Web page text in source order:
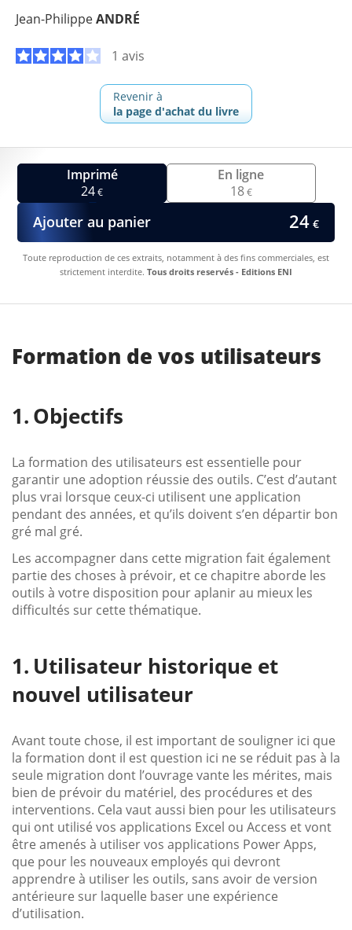
Jean-PhilippeANDRÉ
1 avis
Revenir à
la page d'achat du livre
Imprimé
24€
En ligne
18€
Ajouter au panier 24€
Toute reproduction de ces extraits, notamment à des fins commerciales, est
strictement interdite. Tous droits reservés - Editions ENI
Formation de vos utilisateurs
Objectifs
La formation des utilisateurs est essentielle pour
garantir une adoption réussie des outils. C’est d’autant
plus vrai lorsque ceux-ci utilisent une application
pendant des années, et qu’ils doivent s’en départir bon
gré mal gré.
Les accompagner dans cette migration fait également
partie des choses à prévoir, et ce chapitre aborde les
outils à votre disposition pour aplanir au mieux les
difficultés sur cette thématique.
Utilisateur historique et
nouvel utilisateur
Avant toute chose, il est important de souligner ici que
la formation dont il est question ici ne se réduit pas à la
seule migration dont l’ouvrage vante les mérites, mais
bien de prévoir du matériel, des procédures et des
interventions. Cela vaut aussi bien pour les utilisateurs
qui ont utilisé vos applications Excel ou Access et vont
être amenés à utiliser vos applications Power Apps,
que pour les nouveaux employés qui devront
apprendre à utiliser les outils, sans avoir de version
antérieure sur laquelle baser une expérience
d’utilisation.